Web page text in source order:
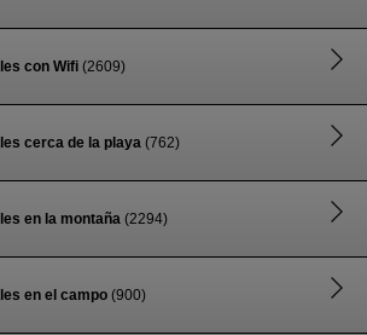
con Wifi (2609)
cerca de la playa (762)
en la montaña (2294)
en el campo (900)